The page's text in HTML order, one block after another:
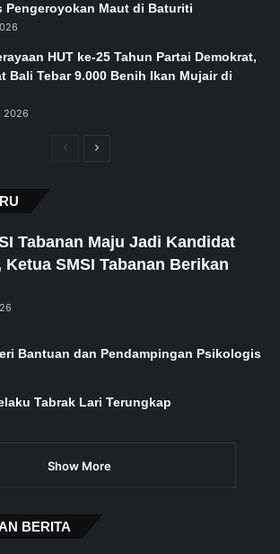
Pengeroyokan Maut di Baturiti
HUT ke-25 Tahun Partai Demokrat,
Bali Tebar 9.000 Benih Ikan Mujair di
2026
PreviousNext
Tabanan Maju Jadi Kandidat
Ketua SMSI Tabanan Berikan
Bantuan dan Pendampingan Psikologis
Tabrak Lari Terungkap
Show More
BERITA